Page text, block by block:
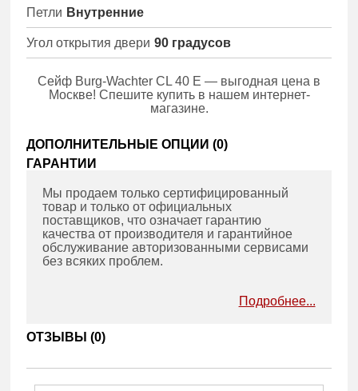
Петли Внутренние
Угол открытия двери 90 градусов
Сейф Burg-Wachter CL 40 E — выгодная цена в
Москве! Спешите купить в нашем интернет-
магазине.
ДОПОЛНИТЕЛЬНЫЕ ОПЦИИ (0)
ГАРАНТИИ
Мы продаем только сертифицированный
товар и только от официальных
поставщиков, что означает гарантию
качества от производителя и гарантийное
обслуживание авторизованными сервисами
без всяких проблем.
Подробнее...
ОТЗЫВЫ (0)